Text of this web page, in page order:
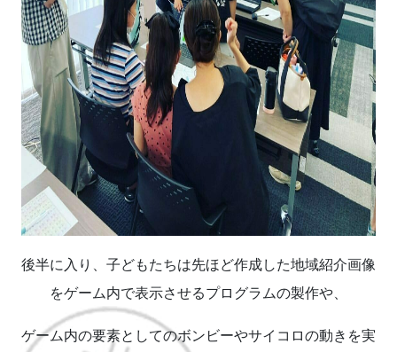
後半に入り、子どもたちは先ほど作成した地域紹介画像
をゲーム内で表示させるプログラムの製作や、
ゲーム内の要素としてのボンビーやサイコロの動きを実